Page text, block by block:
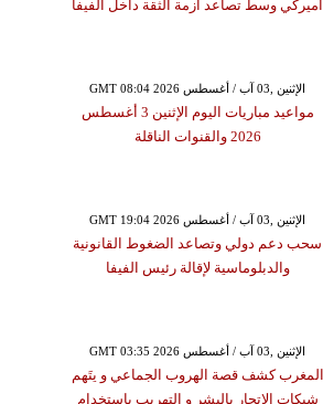
أميركي وسط تصاعد أزمة الثقة داخل الفيفا
GMT 08:04 2026 الإثنين ,03 آب / أغسطس
مواعيد مباريات اليوم الإثنين 3 أغسطس
2026 والقنوات الناقلة
GMT 19:04 2026 الإثنين ,03 آب / أغسطس
سحب دعم دولي وتصاعد الضغوط القانونية
والدبلوماسية لإقالة رئيس الفيفا
GMT 03:35 2026 الإثنين ,03 آب / أغسطس
المغرب كشف قصة الهروب الجماعي و يتَهم
شبكات الإتجار بالبشر و التهريب بإستخدام